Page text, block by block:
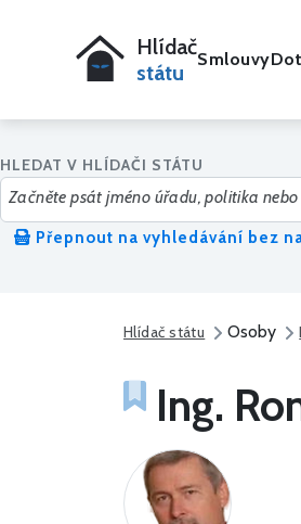
Hlídač
státu
Smlouvy
HLEDAT V HLÍDAČI STÁTU
Přepnout na vyhledávání bez
Hlídač státu Osoby
Ing.